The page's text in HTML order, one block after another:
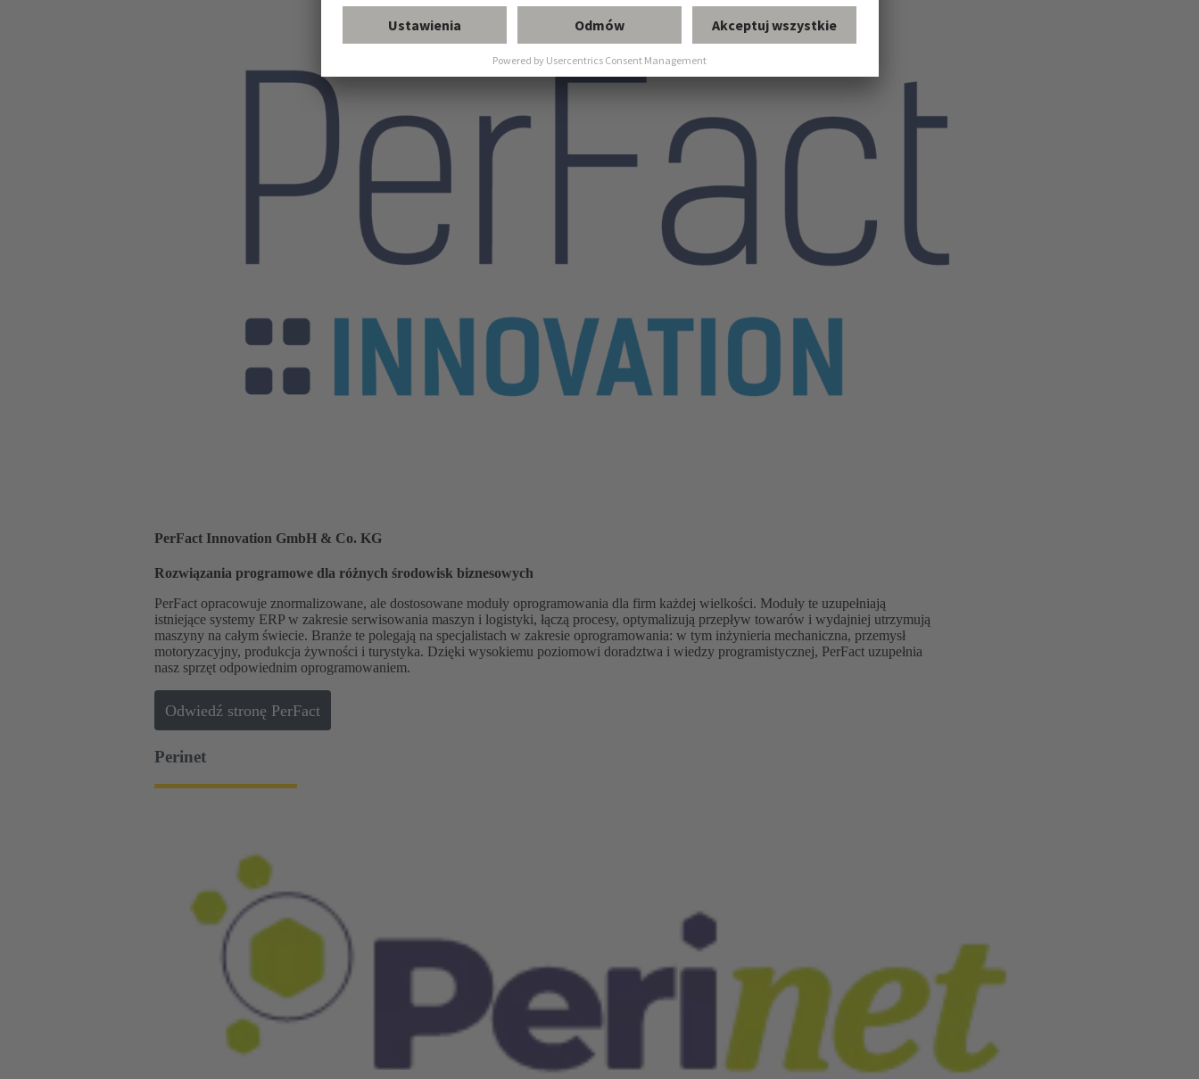
PerFact Innovation GmbH & Co. KG
Rozwiązania programowe dla różnych środowisk biznesowych
PerFact opracowuje znormalizowane, ale dostosowane moduły oprogramowania dla firm każdej wielkości. Moduły te uzupełniają
istniejące systemy ERP w zakresie serwisowania maszyn i logistyki, łączą procesy, optymalizują przepływ towarów i wydajniej utrzymują
maszyny na całym świecie. Branże te polegają na specjalistach w zakresie oprogramowania: w tym inżynieria mechaniczna, przemysł
motoryzacyjny, produkcja żywności i turystyka. Dzięki wysokiemu poziomowi doradztwa i wiedzy programistycznej, PerFact uzupełnia
nasz sprzęt odpowiednim oprogramowaniem.
Odwiedź stronę PerFact
Perinet